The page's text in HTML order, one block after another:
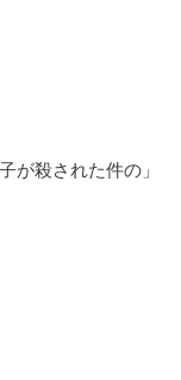
が殺された件の」